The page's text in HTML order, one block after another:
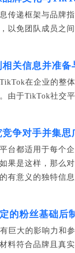
传递框架与品牌
以免团队成员之间
关信息并准备
在企业的整
由于TikTok社交
争对手并集思
台都适用于每个
果是这样，那么
有意义的独特信息
的粉丝基础后
巨大的影响力和
料符合品牌且真实